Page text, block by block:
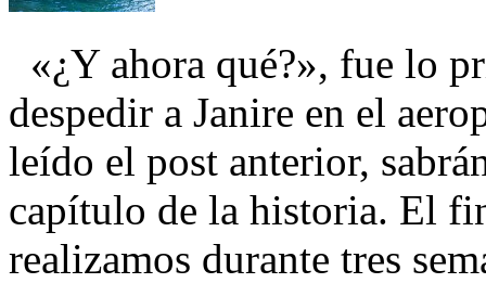
«¿Y ahora qué?», fue lo
despedir a Janire en el
leído el post anterior,
capítulo de la historia. El
realizamos durante tres